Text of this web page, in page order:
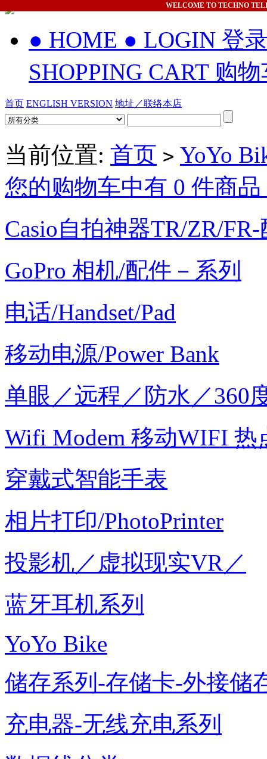
WELCOME TO TECHNO
● HOME ● LOGIN 登
SHOPPING CART 购
首页 ENGLISH VERSION 地址／联络本店
当前位置: 首页 > YoYo
您的购物车中有 0 件商
Casio自拍神器TR/ZR/
GoPro 相机/配件－系列
电话/Handset/Pad
移动电源/Power Bank
单眼／远程／防水／360
Wifi Modem 移动WIFI 热
穿戴式智能手表
相片打印/PhotoPrinter
投影机／虚拟现实VR／
蓝牙耳机系列
YoYo Bike
储存系列-存储卡-外接储
充电器-无线充电系列